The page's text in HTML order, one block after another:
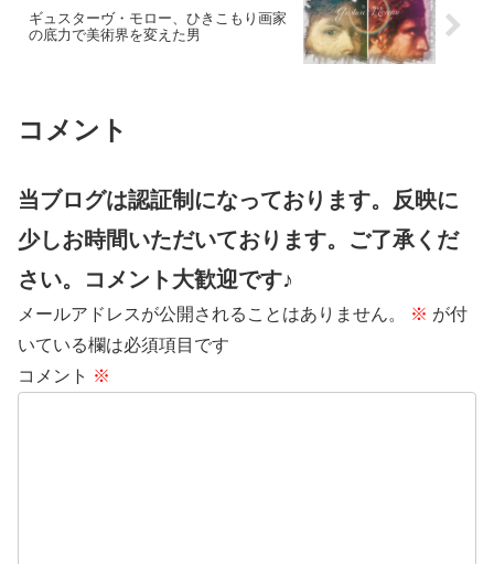
ギュスターヴ・モロー、ひきこもり画家
の底力で美術界を変えた男
コメント
当ブログは認証制になっております。反映に
少しお時間いただいております。ご了承くだ
さい。コメント大歓迎です♪
メールアドレスが公開されることはありません。 ※ が付
いている欄は必須項目です
コメント ※